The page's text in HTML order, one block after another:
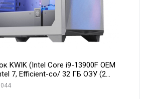
KWIK (Intel Core i9-13900F OEM
7, Efficient-co/ 32 ГБ ОЗУ (2
RTX5070Ti AERO OC 16GB GDDR7